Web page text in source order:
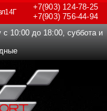
+7(903)124-78-25
+7(903)756-44-94
10:00 до 18:00, суббота и